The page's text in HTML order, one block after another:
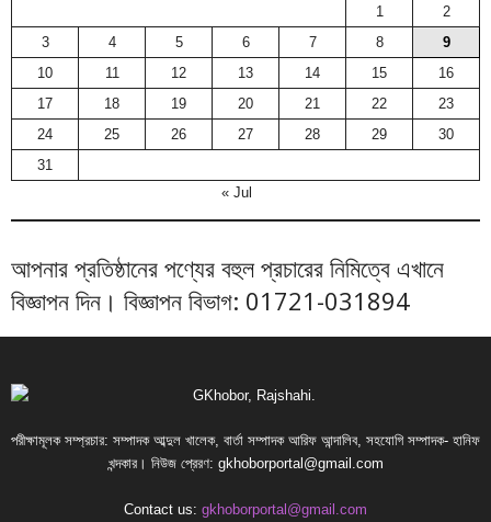
1
2
3
4 5 6 7 8
9
10
11 12 13 14 15
16
17
18 19 20 21 22
23
24
25 26 27 28 29
30
31
« Jul
আপনার প্রতিষ্ঠানের পণ্যের বহুল প্রচারের নিমিত্বে এখানে
বিজ্ঞাপন দিন। বিজ্ঞাপন বিভাগ: 01721-031894
পরীক্ষামূলক সম্প্রচার: সম্পাদক আব্দুল খালেক, বার্তা সম্পাদক আরিফ আন্দালিব, সহযোগি সম্পাদক- হানিফ
খন্দকার। নিউজ প্রেরণ: gkhoborportal@gmail.com
Contact us: gkhoborportal@gmail.com